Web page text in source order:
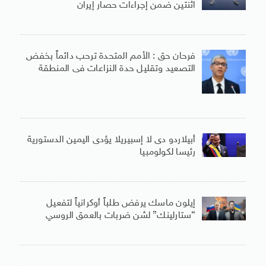
اثنتين ضمن إجراءات حصار إيران
فرحان حق : الأمم المتحدة ترحب دائماً بخفض
التصعيد وتقليل حدة النزاعات فى المنطقة
أبيلاردو دى لا إسبيريلا يؤدى اليمين الدستورية
رئيسا لكولومبيا
إيلون ماسك يرفض طلباً أوكرانياً لتفعيل
“ستارلينك” لشن ضربات بالعمق الروسي